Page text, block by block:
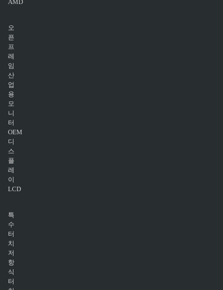
AMD
오
픈
프
레
임
산
업
용
모
니
터
OEM
디
스
플
레
이
LCD
특
수
터
치
저
항
식
터